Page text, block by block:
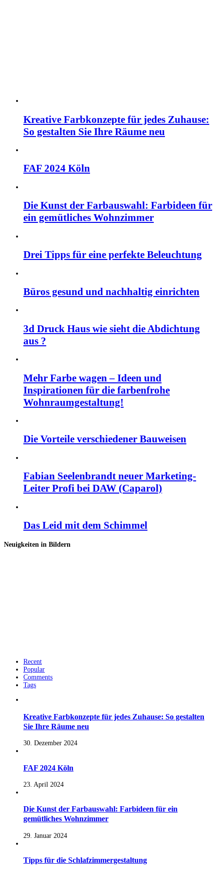
Kreative Farbkonzepte für jedes Zuhause:
So gestalten Sie Ihre Räume neu
FAF 2024 Köln
Die Kunst der Farbauswahl: Farbideen für
ein gemütliches Wohnzimmer
Drei Tipps für eine perfekte Beleuchtung
Büros gesund und nachhaltig einrichten
3d Druck Haus wie sieht die Abdichtung
aus ?
Mehr Farbe wagen – Ideen und
Inspirationen für die farbenfrohe
Wohnraumgestaltung!
Die Vorteile verschiedener Bauweisen
Fabian Seelenbrandt neuer Marketing-
Leiter Profi bei DAW (Caparol)
Das Leid mit dem Schimmel
Neuigkeiten in Bildern
Recent
Popular
Comments
Tags
Kreative Farbkonzepte für jedes Zuhause: So gestalten
Sie Ihre Räume neu
30. Dezember 2024
FAF 2024 Köln
23. April 2024
Die Kunst der Farbauswahl: Farbideen für ein
gemütliches Wohnzimmer
29. Januar 2024
Tipps für die Schlafzimmergestaltung